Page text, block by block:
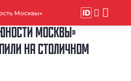
Москвы»
МОСКВЫ»
НА СТОЛИЧНОМ